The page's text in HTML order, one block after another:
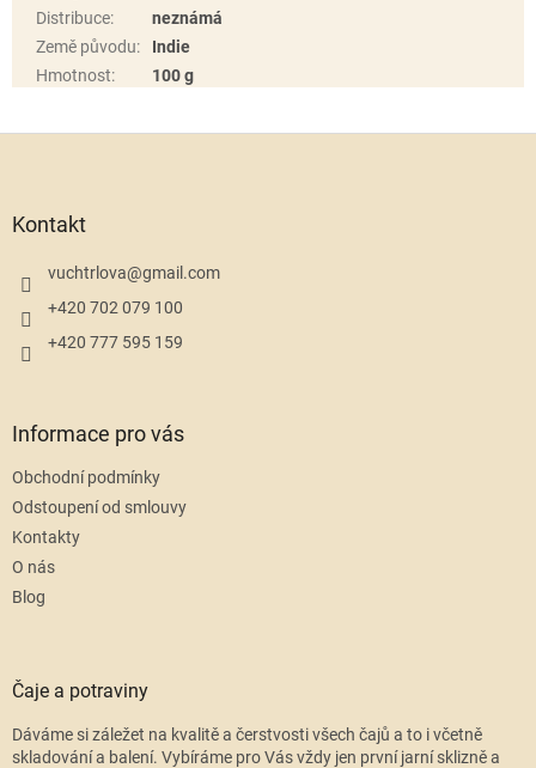
Distribuce:
neznámá
Země původu:
Indie
Hmotnost: 100 g
Kontakt
vuchtrlova@gmail.com
+420 702 079 100
+420 777 595 159
Informace pro vás
Obchodní podmínky
Odstoupení od smlouvy
Kontakty
O nás
Blog
Čaje a potraviny
Dáváme si záležet na kvalitě a čerstvosti všech čajů a to i včetně
skladování a balení. Vybíráme pro Vás vždy jen první jarní sklizně a